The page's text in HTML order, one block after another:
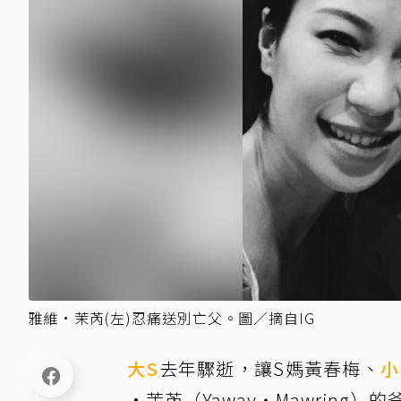
雅維•茉芮(左)忍痛送別亡父。圖／摘自IG
大S去年驟逝，讓S媽黃春梅、